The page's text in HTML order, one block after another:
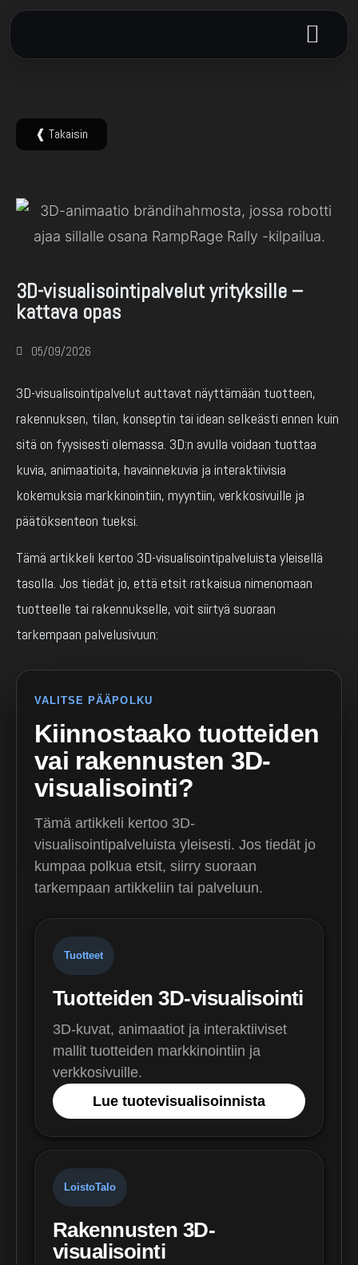
3D-animaatio
❰ Takaisin
3D-visualisointipalvelut yrityksille –
kattava opas
05/09/2026
3D-visualisointipalvelut auttavat näyttämään tuotteen,
rakennuksen, tilan, konseptin tai idean selkeästi ennen kuin
sitä on fyysisesti olemassa. 3D:n avulla voidaan tuottaa
kuvia, animaatioita, havainnekuvia ja interaktiivisia
kokemuksia markkinointiin, myyntiin, verkkosivuille ja
päätöksenteon tueksi.
Tämä artikkeli kertoo 3D-visualisointipalveluista yleisellä
tasolla. Jos tiedät jo, että etsit ratkaisua nimenomaan
tuotteelle tai rakennukselle, voit siirtyä suoraan
tarkempaan palvelusivuun:
VALITSE PÄÄPOLKU
Kiinnostaako tuotteiden
vai rakennusten 3D-
visualisointi?
Tämä artikkeli kertoo 3D-
visualisointipalveluista yleisesti. Jos tiedät jo
kumpaa polkua etsit, siirry suoraan
tarkempaan artikkeliin tai palveluun.
Tuotteet
Tuotteiden 3D-visualisointi
3D-kuvat, animaatiot ja interaktiiviset
mallit tuotteiden markkinointiin ja
verkkosivuille.
Lue tuotevisualisoinnista
LoistoTalo
Rakennusten 3D-
visualisointi